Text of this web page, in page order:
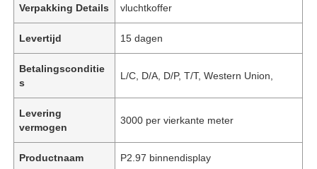
Verpakking Details vluchtkoffer
Levertijd 15 dagen
Betalingsconditie
s
L/C, D/A, D/P, T/T, Western Union,
Levering
vermogen
3000 per vierkante meter
Productnaam P2.97 binnendisplay